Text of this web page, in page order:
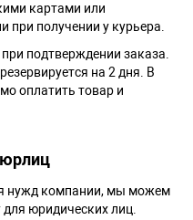
картами или
при получении у курьера.
подтверждении заказа.
на 2 дня. В
оплатить товар и
юрлиц
нужд компании, мы можем
юридических лиц.